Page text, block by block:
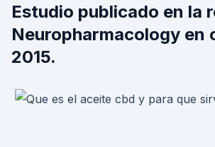
Estudio publicado en la
Neuropharmacology en
2015.